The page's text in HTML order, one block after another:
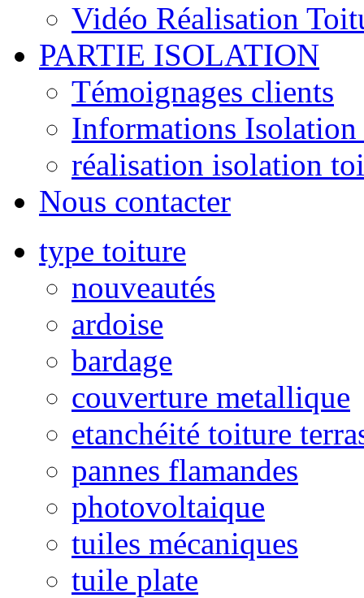
Vidéo Réalisation
PARTIE ISOLATION
Témoignages clients
Informations
réalisation isolation
Nous contacter
type toiture
nouveautés
ardoise
bardage
couverture metallique
etanchéité toiture
pannes flamandes
photovoltaique
tuiles mécaniques
tuile plate